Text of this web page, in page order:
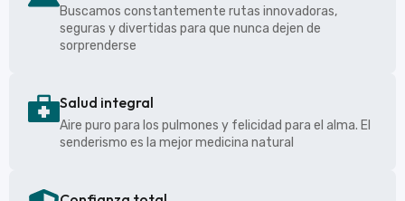
Buscamos constantemente rutas innovadoras,
seguras y divertidas para que nunca dejen de
sorprenderse
Salud integral
Aire puro para los pulmones y felicidad para el alma. El
senderismo es la mejor medicina natural